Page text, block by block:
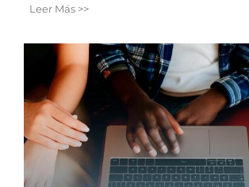
Leer Más >>